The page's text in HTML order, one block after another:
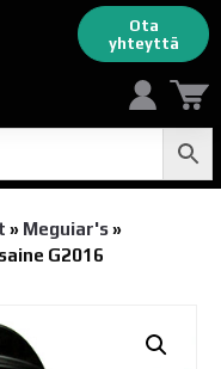
Ota
yhteyttä
» Meguiar's»
G2016